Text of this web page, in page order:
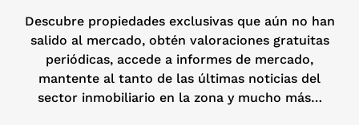
Descubre propiedades exclusivas que aún no han
salido al mercado, obtén valoraciones gratuitas
periódicas, accede a informes de mercado,
mantente al tanto de las últimas noticias del
sector inmobiliario en la zona y mucho más…